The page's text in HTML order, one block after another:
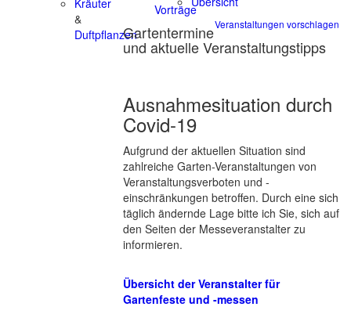
Kräuter
&
Duftpflanzen
Vorträge
Veranstaltungen vorschlagen
Gartentermine
und aktuelle Veranstaltungstipps
Ausnahmesituation durch
Covid-19
Aufgrund der aktuellen Situation sind
zahlreiche Garten-Veranstaltungen von
Veranstaltungsverboten und -
einschränkungen betroffen. Durch eine sich
täglich ändernde Lage bitte ich Sie, sich auf
den Seiten der Messeveranstalter zu
informieren.
Übersicht der Veranstalter für
Gartenfeste und -messen